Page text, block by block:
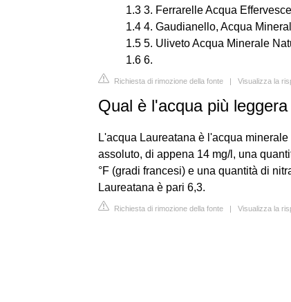
1.3 3. Ferrarelle Acqua
1.4 4. Gaudianello, Acqua
1.5 5. Uliveto Acqua Minerale
1.6 6.
Richiesta di rimozione della fonte | Visualizza la
Qual è l'acqua più
L'acqua Laureatana è l'acqua
assoluto, di appena 14 mg/l, una
°F (gradi francesi) e una quantità di
Laureatana è pari 6,3.
Richiesta di rimozione della fonte | Visualizza la